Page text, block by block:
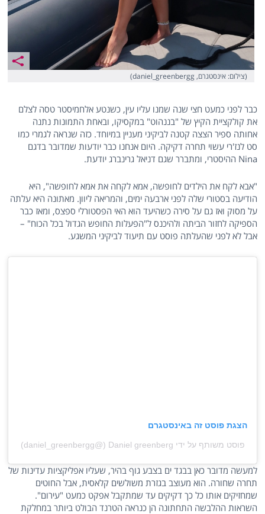
(צילום: אינסטגרם, daniel_greenbergg)
כבר לפני כמעט חצי שנה שמנו עליו עין, כשנטע אלחמיסטר טסה לצלם
את קולקציית הקיץ של "בננהוט" במקסיקו, ובאחת התמונות נתנה
אחותה ספיר הצצה קטנה לביקיני מעניין במיוחד. כזה שנראה לגמרי כמו
סט לנז'רי עשוי תחרה דקיקה. היום אנחנו כבר יודעות שמדובר בדגם
Nina ההיסטרי, ומתברר שגם דניאל גרינברג יודעת.
"אבא לקח את הילדים לחופשה, אמא לקחה את אמא לחופשה", היא
הודיעה בסטורי שלה לפני ארבעה ימים, והמריאה ליוון. מאתונה היא עלתה
על מסוק ואז גם על סירה כשהיעד הוא האי הפסטורלי ספצס, ומאז כבר
הספיקה לחזור הביתה ולהיכנס ל"הפעלות החופש הגדול בכל הכוח" –
אבל לא לפני שהעלתה פוסט עם תיעוד לביקיני המשגע.
הצגת פוסט זה באינסטגרם
פוסט משותף על ידי ‏‎Daniel greenberg‎‏ (@‏‎daniel_greenbergg‎‏)
למעשה מדובר כאן בבגד ים בצבע גוף בהיר, שעליו אפליקציות עדינות של
תחרה שחורה. הוא מעוצב בגזרת משולשים קלאסית, אבל החוטים
שמחזיקים אותו כל כך דקיקים עד שמתקבל אפקט כמעט "עירום".
השראות ההלבשה התחתונה הן כנראה הטרנד הבולט ביותר במחלקת